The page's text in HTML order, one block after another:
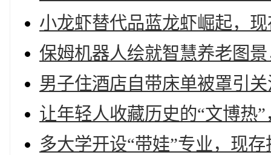
小龙虾替代品蓝龙虾崛起，
保姆机器人绘就智慧养老图
男子住酒店自带床单被罩引
让年轻人收藏历史的“文博热
多大学开设“带娃”专业，现